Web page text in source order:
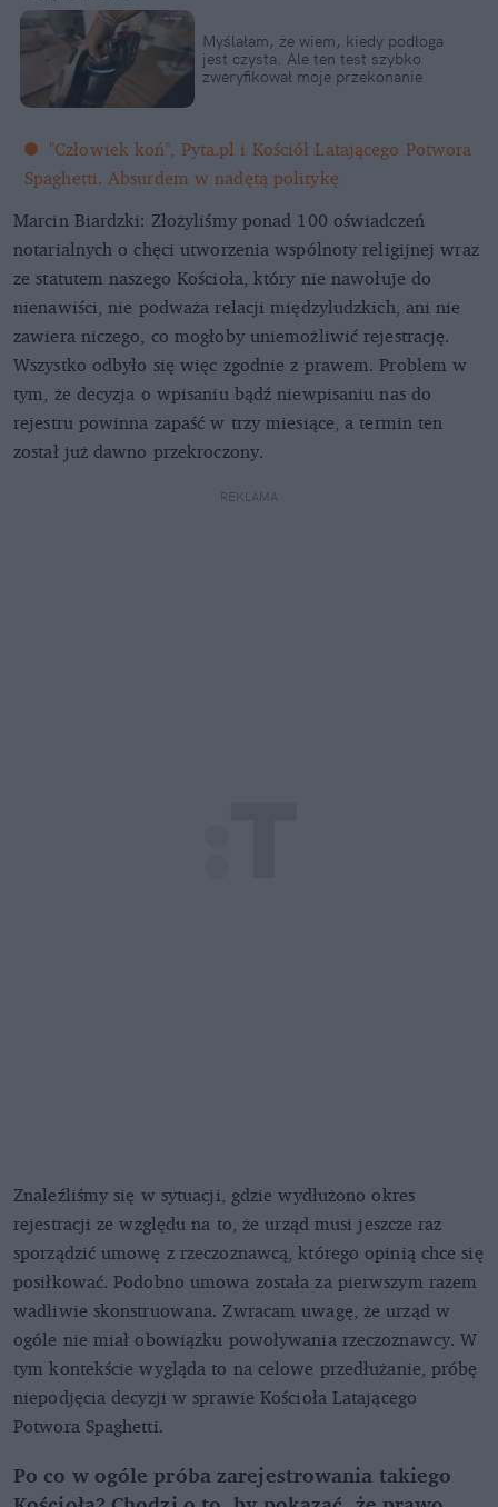
Myślałam, że wiem, kiedy podłoga
jest czysta. Ale ten test szybko
zweryfikował moje przekonanie
"Człowiek koń", Pyta.pl i Kościół Latającego Potwora
Spaghetti. Absurdem w nadętą politykę
Marcin Biardzki: Złożyliśmy ponad 100 oświadczeń
notarialnych o chęci utworzenia wspólnoty religijnej wraz
ze statutem naszego Kościoła, który nie nawołuje do
nienawiści, nie podważa relacji międzyludzkich, ani nie
zawiera niczego, co mogłoby uniemożliwić rejestrację.
Wszystko odbyło się więc zgodnie z prawem. Problem w
tym, że decyzja o wpisaniu bądź niewpisaniu nas do
rejestru powinna zapaść w trzy miesiące, a termin ten
został już dawno przekroczony.
REKLAMA
Znaleźliśmy się w sytuacji, gdzie wydłużono okres
rejestracji ze względu na to, że urząd musi jeszcze raz
sporządzić umowę z rzeczoznawcą, którego opinią chce się
posiłkować. Podobno umowa została za pierwszym razem
wadliwie skonstruowana. Zwracam uwagę, że urząd w
ogóle nie miał obowiązku powoływania rzeczoznawcy. W
tym kontekście wygląda to na celowe przedłużanie, próbę
niepodjęcia decyzji w sprawie Kościoła Latającego
Potwora Spaghetti.
Po co w ogóle próba zarejestrowania takiego